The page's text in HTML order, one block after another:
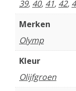
39, 40, 41, 42,
Merken
Olymp
Kleur
Olijfgroen